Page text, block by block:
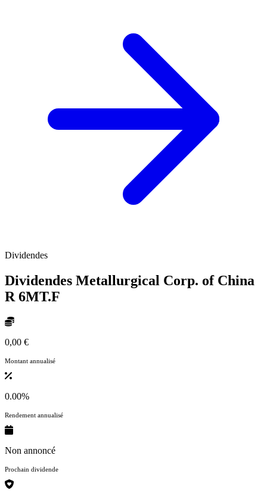
Dividendes
Dividendes Metallurgical Corp. of China
R 6MT.F
0,00 €
Montant annualisé
0.00%
Rendement annualisé
Non annoncé
Prochain dividende